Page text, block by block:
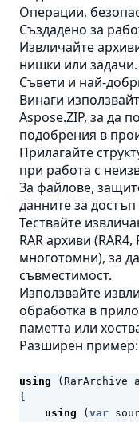
Операции,
Създадено за
Извличайте
нишки или задачи.
Съвети и най-
Винаги
Aspose.ZIP, за да
подобрения в
Прилагайте
при работа с
За файлове,
данните за достъп
Тествайте
RAR архиви
многотомни), за
съвместимост.
Използвайте
обработка в
паметта или
Разширен
using ( RarArchive
{
using
( var